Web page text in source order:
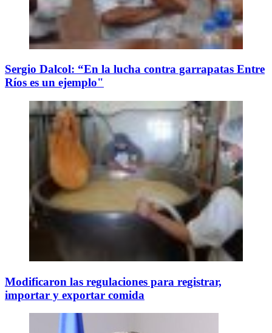
Sergio Dalcol: “En la lucha contra garrapatas Entre
Ríos es un ejemplo"
Modificaron las regulaciones para registrar,
importar y exportar comida